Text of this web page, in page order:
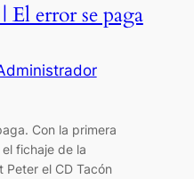
El error se paga
Con la primera
fichaje de la
Peter el CD Tacón